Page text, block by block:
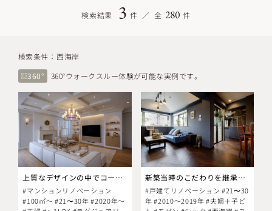
検索結果 3 件 全 280 件
検索条件： 西海岸
360°
360°ウォークスルー体験が可能な実例です。
上質なデザインの中でコースタルな開放感を楽しむ
#マンションリノベーション
#100㎡～ #21〜30年 #2020年～
新築当時のこだわりを継承するリフォームでペットたちにも快適な二世帯住宅が完成
#戸建てリノベーション #21〜30
年 #2010～2019年 #夫婦＋子ど